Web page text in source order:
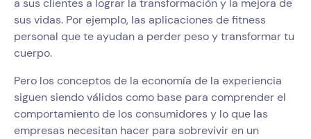
a sus clientes a lograr la transformación y la mejora de
sus vidas. Por ejemplo, las aplicaciones de fitness
personal que te ayudan a perder peso y transformar tu
cuerpo.
Pero los conceptos de la economía de la experiencia
siguen siendo válidos como base para comprender el
comportamiento de los consumidores y lo que las
empresas necesitan hacer para sobrevivir en un